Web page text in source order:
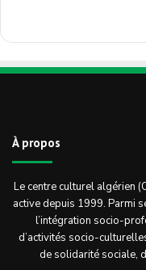
À propos
Le centre culturel algérien
active depuis 1999. Parmi
l’intégration socio-
d’activités socio-
de solidarité sociale,